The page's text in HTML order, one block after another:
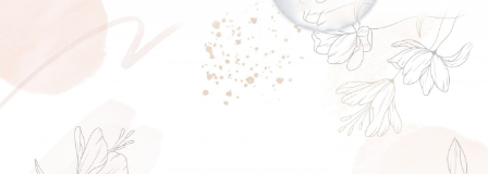
Перейти
к
содержанию